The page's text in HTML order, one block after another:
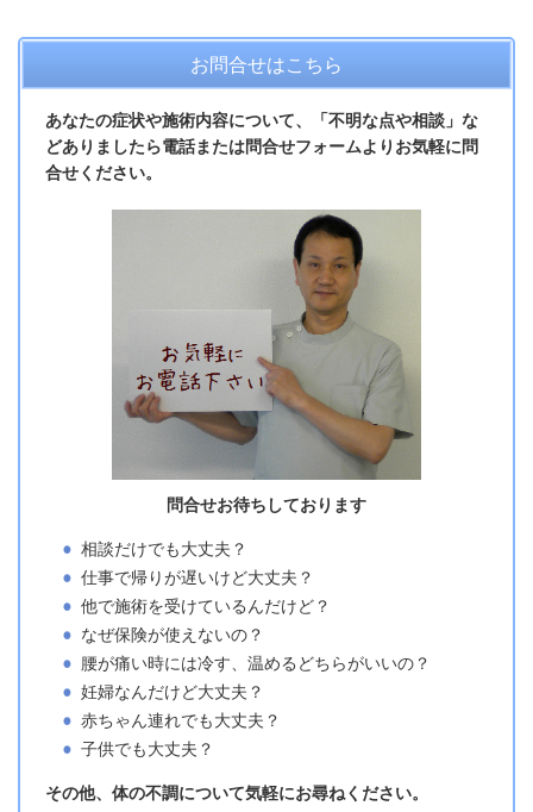
お問合せはこちら
あなたの症状や施術内容について、「不明な点や相談」な
どありましたら電話または問合せフォームよりお気軽に問
合せください。
問合せお待ちしております
相談だけでも大丈夫？
仕事で帰りが遅いけど大丈夫？
他で施術を受けているんだけど？
なぜ保険が使えないの？
腰が痛い時には冷す、温めるどちらがいいの？
妊婦なんだけど大丈夫？
赤ちゃん連れでも大丈夫？
子供でも大丈夫？
その他、体の不調について気軽にお尋ねください。